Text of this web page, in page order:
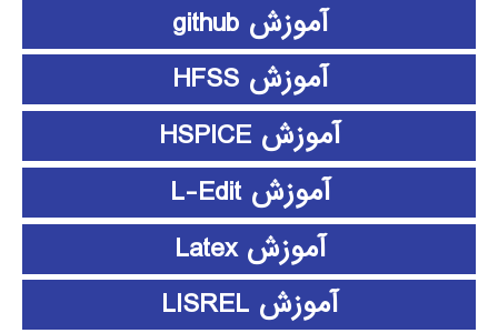
آموزش github
آموزش HFSS
آموزش HSPICE
آموزش L-Edit
آموزش Latex
آموزش LISREL